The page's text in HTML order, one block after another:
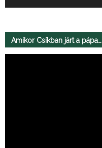
Amikor Csíkban járt a pápa…